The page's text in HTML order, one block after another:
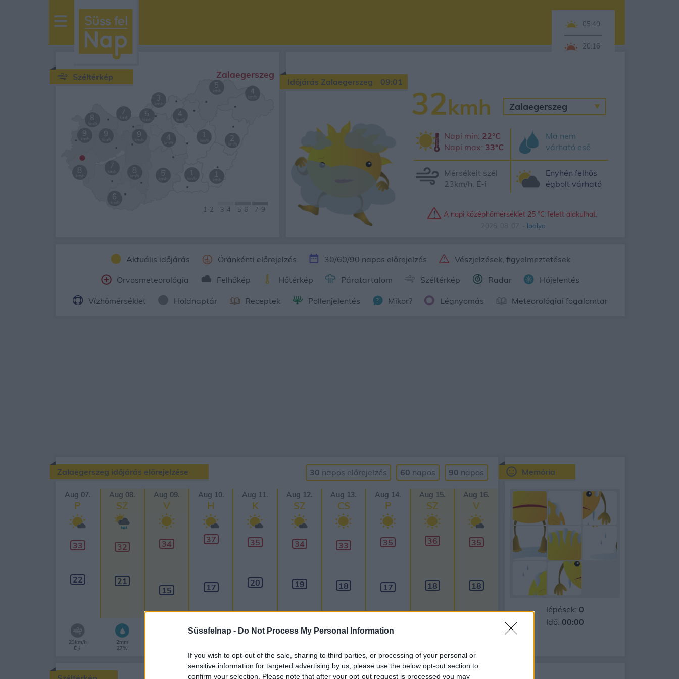
Süssfelnap - Do Not Process My Personal Information
If you wish to opt-out of the sale, sharing to third parties, or processing of your personal or
sensitive information for targeted advertising by us, please use the below opt-out section to
confirm your selection. Please note that after your opt-out request is processed you may
sussfelnap.hu
időjárás
05:40
20:16
Széltérkép
•
Zalaegerszeg
1
4 2
4
8
7
5
5
4
6
3
1
9
8
1
9
7 5
9
8
1-2 3-4 5-6 7-9
Időjárás Zalaegerszeg 09:01
32kmh
Napi min: 22°C
Napi max: 33°C
Ma nem
várható eső
Mérsékelt szél
23km/h, É-i
Enyhén felhős
égbolt várható
A napi középhőmérséklet 25 °C felett alakulhat.
Ibolya
Aktuális időjárás Óránkénti előrejelzés 30/60/90 napos előrejelzés Vészjelzések, figyelmeztetések
Orvosmeteorológia Felhőkép Hőtérkép Páratartalom Széltérkép Radar Hójelentés
Vízhőmérséklet Holdnaptár Receptek Pollenjelentés Mikor? Légnyomás Meteorológiai fogalomtar
Zalaegerszeg időjárás előrejelzése 30 napos előrejelzés 60 napos 90 napos
Aug 07.
P
33
22
23km/h
É
Aug 08.
SZ
32
21
2mm
27%
Aug 09.
V
34
15
Aug 10.
H
37
17
Aug 11.
K
35
20
Aug 12.
SZ
34
19
Aug 13.
CS
33
18
Aug 14.
P
35
17
Aug 15.
SZ
36
18
Aug 16.
V
35
18
Memória
lépések: 0
Idő: 00:00